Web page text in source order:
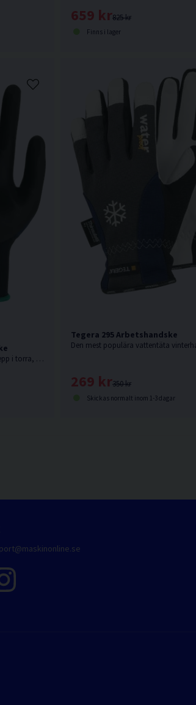
825 kr
659 kr
Finns i lager
En handske som ger dig extra bra nitrilgrepp i torra, fuktiga och lätt oljiga miljöer.
Tegera 295 Arbetshandske
350 kr
269 kr
Skickas normalt inom 1-3 dagar